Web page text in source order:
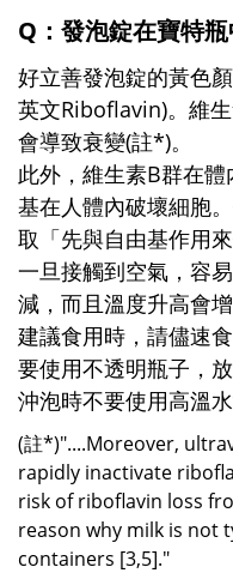
Q ： 發泡錠在寶特
好立善發泡錠的黃色
英文Riboflavin)。維
會導致衰變(註*)。
此外，維生素B群在
基在人體內破壞細胞
取「先與自由基作用
一旦接觸到空氣，容
減，而且溫度升高會
建議食用時，請儘速
要使用不透明瓶子，
沖泡時不要使用高溫
(註*)"....Moreover,
rapidly inactivate
risk of riboflavin loss
reason why milk is not
containers [3,5]."